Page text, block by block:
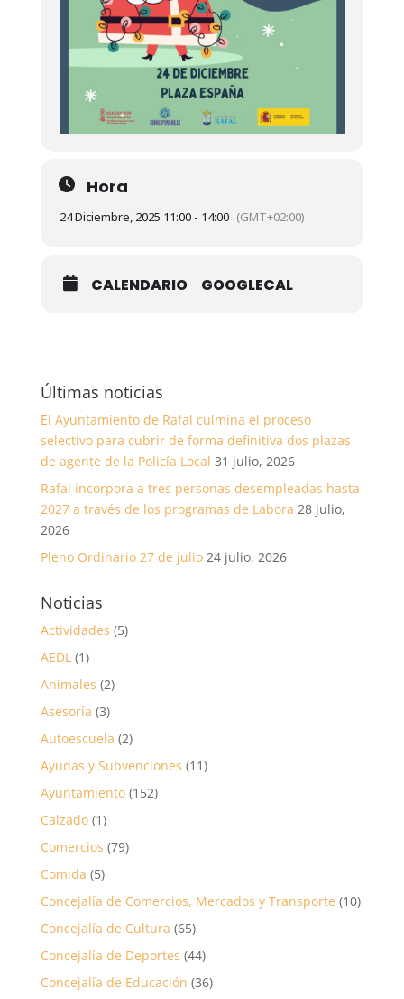
Hora
24 Diciembre, 2025 11:00 - 14:00 (GMT+02:00)
CALENDARIO GOOGLECAL
Últimas noticias
El Ayuntamiento de Rafal culmina el proceso
selectivo para cubrir de forma definitiva dos plazas
de agente de la Policía Local 31 julio, 2026
Rafal incorpora a tres personas desempleadas hasta
2027 a través de los programas de Labora 28 julio,
2026
Pleno Ordinario 27 de julio 24 julio, 2026
Noticias
Actividades (5)
AEDL(1)
Animales (2)
Asesoría (3)
Autoescuela (2)
Ayudas y Subvenciones (11)
Ayuntamiento(152)
Calzado(1)
Comercios (79)
Comida (5)
Concejalía de Comercios, Mercados y Transporte (10)
Concejalía de Cultura (65)
Concejalía de Deportes (44)
Concejalía de Educación (36)